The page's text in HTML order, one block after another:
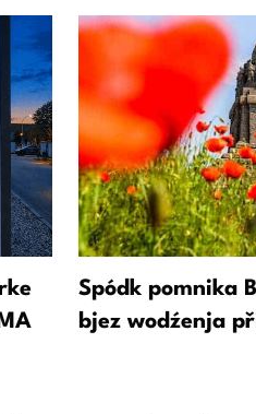
Spódk pomnika
bjez wodźenja